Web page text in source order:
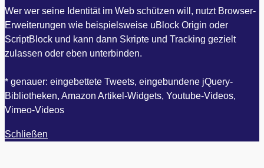
Wer wer seine Identität im Web schützen will, nutzt Browser-
Erweiterungen wie beispielsweise uBlock Origin oder
ScriptBlock und kann dann Skripte und Tracking gezielt
zulassen oder eben unterbinden.
* genauer: eingebettete Tweets, eingebundene jQuery-
Bibliotheken, Amazon Artikel-Widgets, Youtube-Videos,
Vimeo-Videos
Schließen